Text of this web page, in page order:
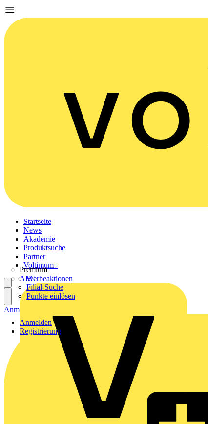
Startseite
News
Akademie
Produktsuche
Partner
Premium
AEG
Voltimum+
Werbeaktionen
Filial-Suche
Punkte einlösen
Anmelden
Registrierung
Anmelden